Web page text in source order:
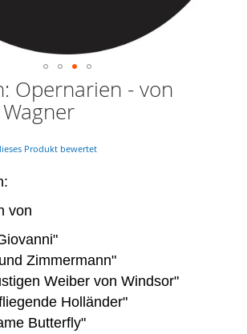
Opernarien - von
Produkt bewertet
von
Zimmermann"
Weiber von Windsor"
Holländer"
Butterfly"